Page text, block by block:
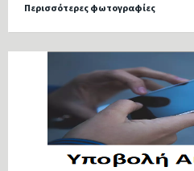
Περισσότερες φωτογραφίες